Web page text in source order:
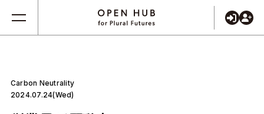
Carbon Neutrality
2024.07.24(Wed)